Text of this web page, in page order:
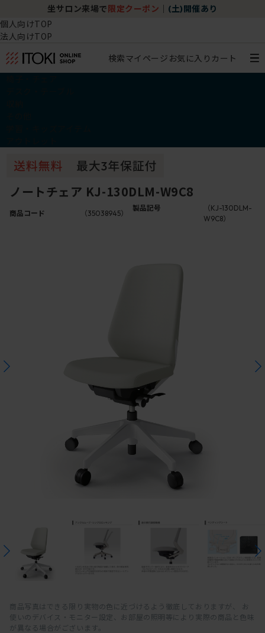
坐サロン来場で 限定クーポン (土)開催あり
個人向けTOP
法人向けTOP
検索マイページ お気に入り カート
ノートチェア KJ-130DLM-W9C8
商品コード （35038945）
製品記号
（KJ-130DLM-
W9C8）
商品写真はできる限り実物の色に近づけるよう徹底しておりますが、 お
使いのデバイス・モニター設定、お部屋の照明等により実際の商品と色味
が異なる場合がございます。